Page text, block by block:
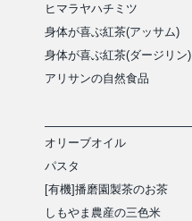
ヒマラヤハチミツ
身体が喜ぶ紅茶(アッサム)
身体が喜ぶ紅茶(ダージリン)
アリサンの自然食品
オリーブオイル
パスタ
[有機]播磨園製茶のお茶
しもやま農産の三色米